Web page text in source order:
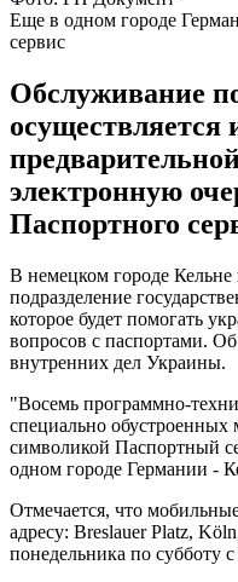
Еще в одном городе
сервис
Обслуживание
осуществляется
электронную
Паспортного
В немецком городе Кельне
подразделение
которое будет помогать
вопросов с паспортами.
внутренних дел Украины.
"Восемь программно-
специально обустроенных
символикой Паспортный
одном городе Германии -
Отмечается, что
адресу: Breslauer Platz,
понедельника по субботу